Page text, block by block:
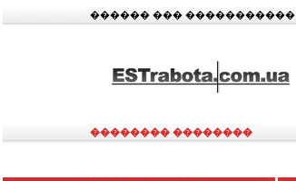
������ ��� �����������
�������� ��������